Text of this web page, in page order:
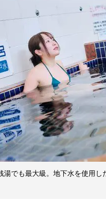
湯でも最大級。地下水を使用